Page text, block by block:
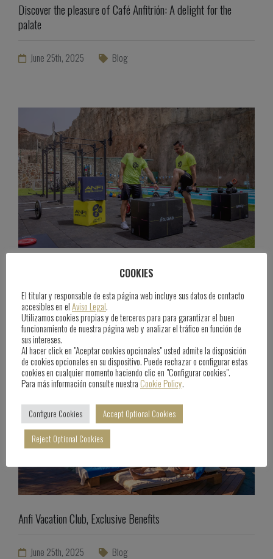
Discover the pleasure of Café Anfitrión: A delight for the
palate
June 25th, 2025 Blog
June 25th, 2025 Blog
Anfi Vacation Club, Exclusive Benefits
June 25th, 2025 Blog
COOKIES
El titular y responsable de esta página web incluye sus datos de contacto
accesibles en elAviso Legal.
Utilizamos cookies propias y de terceros para para garantizar el buen
funcionamiento de nuestra página web y analizar el tráfico en función de
sus intereses.
Al hacer click en "Aceptar cookies opcionales" usted admite la disposición
de cookies opcionales en su dispositivo. Puede rechazar o configurar estas
cookies en cualquier momento haciendo clic en "Configurar cookies".
Para más información consulte nuestra Cookie Policy.
Configure Cookies Accept Optional Cookies
Reject Optional Cookies